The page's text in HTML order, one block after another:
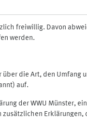
freiwillig. Davon
werden.
die Art, den Umfang
auf.
der WWU Münster,